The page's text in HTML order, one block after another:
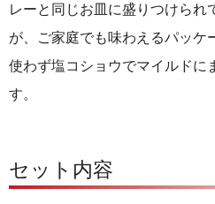
レーと同じお皿に盛りつけられ
が、ご家庭でも味わえるパッケ
使わず塩コショウでマイルドに
す。
セット内容